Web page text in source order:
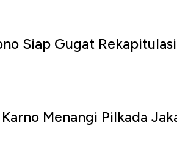
Siap Gugat Rekapitulasi
Menangi Pilkada